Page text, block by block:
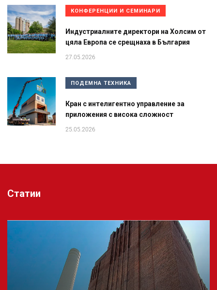
КОНФЕРЕНЦИИ И СЕМИНАРИ
Индустриалните директори на Холсим от
цяла Европа се срещнаха в България
27.05.2026
ПОДЕМНА ТЕХНИКА
Кран с интелигентно управление за
приложения с висока сложност
25.05.2026
Статии